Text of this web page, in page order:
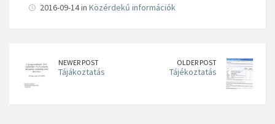
2016-09-14 in Közérdekű információk
NEWER POST
Tájákoztatás
OLDER POST
Tájékoztatás